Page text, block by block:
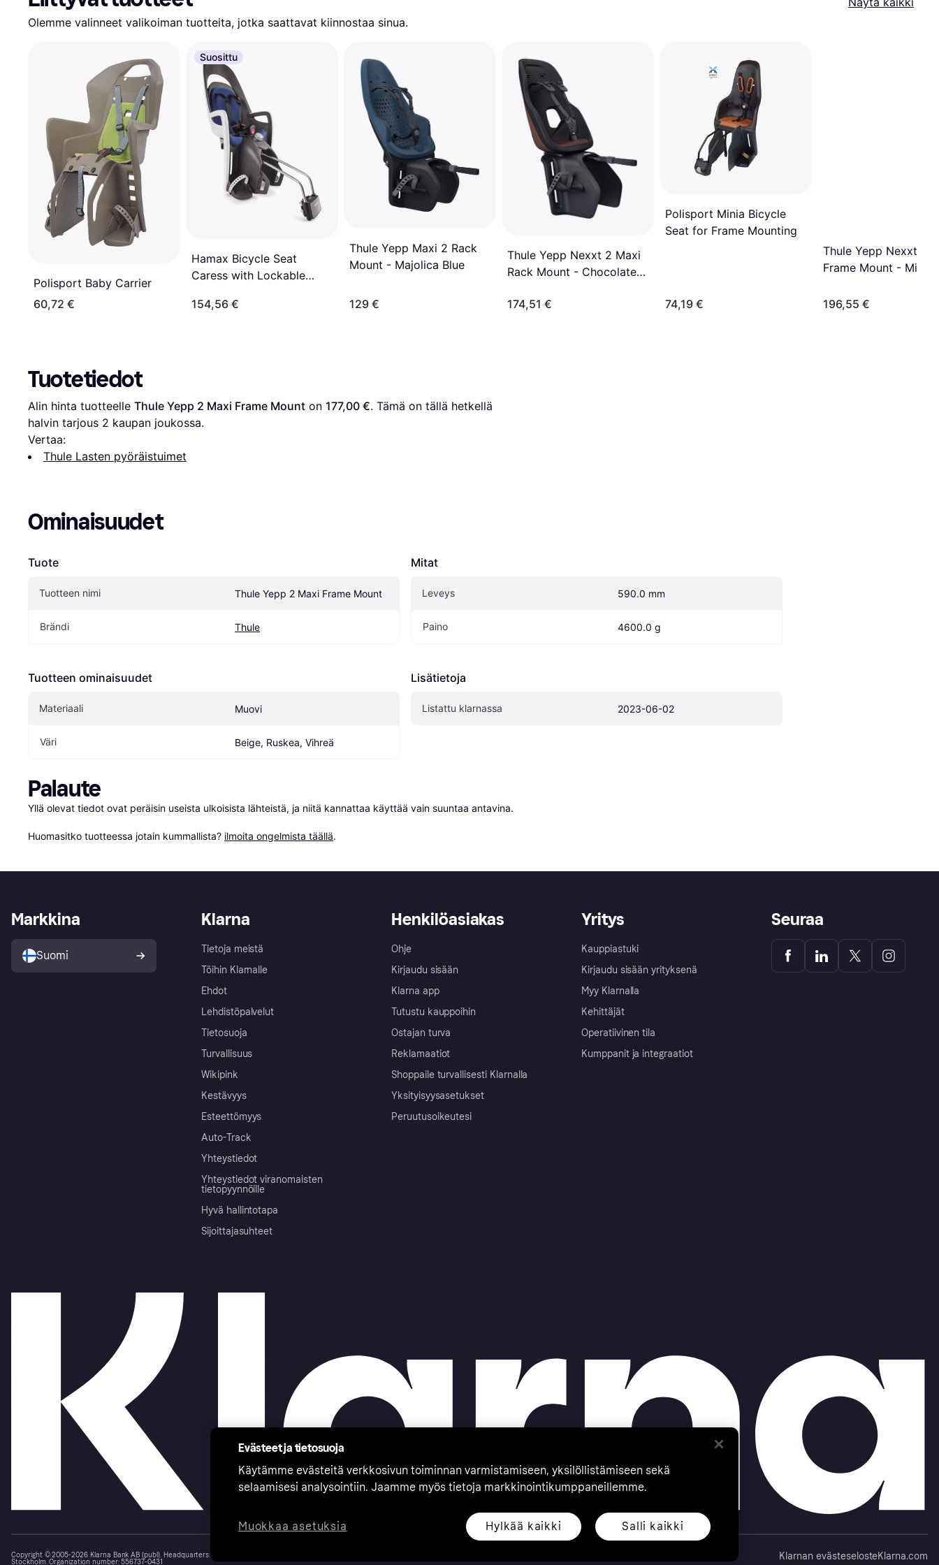
Olemme valinneet valikoiman tuotteita, jotka saattavat kiinnostaa sinua.
Polisport Baby Carrier
60,72 €
Suosittu
Hamax Bicycle Seat
Caress with Lockable
154,56 €
Thule Yepp Maxi 2 Rack
Mount - Majolica Blue
129 €
Thule Yepp Nexxt 2 Maxi
Rack Mount - Chocolate
174,51 €
Polisport Minia Bicycle
Seat for Frame Mounting
74,19 €
Thule Yepp Nexxt 2
Frame Mount - Mint
196,55 €
Tuotetiedot
Alin hinta tuotteelle Thule Yepp 2 Maxi Frame Mount on 177,00 €. Tämä on tällä hetkellä
halvin tarjous 2 kaupan joukossa.
Vertaa:
Thule Lasten pyöräistuimet
Ominaisuudet
Tuote
Tuotteen nimi Thule Yepp 2 Maxi Frame Mount
Brändi Thule
Tuotteen ominaisuudet
Materiaali Muovi
Väri Beige, Ruskea, Vihreä
Mitat
Leveys 590.0 mm
Paino 4600.0 g
Lisätietoja
Listattu klarnassa 2023-06-02
Palaute
Yllä olevat tiedot ovat peräisin useista ulkoisista lähteistä, ja niitä kannattaa käyttää vain suuntaa antavina.
Huomasitko tuotteessa jotain kummallista? ilmoita ongelmista täällä.
Klarna
Tietoja meistä
Töihin Klarnalle
Ehdot
Lehdistöpalvelut
Tietosuoja
Turvallisuus
Wikipink
Kestävyys
Esteettömyys
Auto-Track
Yhteystiedot
Yhteystiedot viranomaisten
tietopyynnöille
Hyvä hallintotapa
Sijoittajasuhteet
Henkilöasiakas
Ohje
Kirjaudu sisään
Klarna app
Tutustu kauppoihin
Ostajan turva
Reklamaatiot
Shoppaile turvallisesti Klarnalla
Yksityisyysasetukset
Peruutusoikeutesi
Yritys
Kauppiastuki
Kirjaudu sisään yrityksenä
Myy Klarnalla
Kehittäjät
Operatiivinen tila
Kumppanit ja integraatiot
Markkina
Suomi
Seuraa
Copyright © 2005-2026 Klarna Bank AB (publ). Headquarters: Stockholm, Sweden. All rights reserved. Klarna Bank AB (publ). Sveavägen 46, 111 34
Stockholm. Organization number: 556737-0431
Klarnan evästeselosteKlarna.com
Evästeet ja tietosuoja
Käytämme evästeitä verkkosivun toiminnan varmistamiseen, yksilöllistämiseen sekä
selaamisesi analysointiin. Jaamme myös tietoja markkinointikumppaneillemme.
Hylkää kaikki Salli kaikki
Muokkaa asetuksia